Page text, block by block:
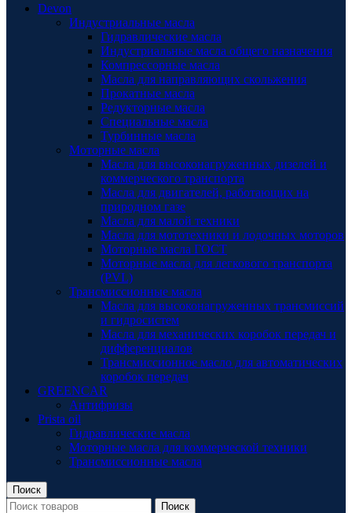
Devon
Индустриальные масла
Гидравлические масла
Индустриальные масла общего назначения
Компрессорные масла
Масла для направляющих скольжения
Прокатные масла
Редукторные масла
Специальные масла
Турбинные масла
Моторные масла
Масла для высоконагруженных дизелей и
коммерческого транспорта
Масла для двигателей, работающих на
природном газе
Масла для малой техники
Масла для мототехники и лодочных моторов
Моторные масла ГОСТ
Моторные масла для легкового транспорта
(PVL)
Трансмиссионные масла
Масла для высоконагруженных трансмиссий
и гидросистем
Масла для механических коробок передач и
дифференциалов
Трансмиссионное масло для автоматических
коробок передач
GREENCAR
Антифризы
Prista oil
Гидравлические масла
Моторные масла для коммерческой техники
Трансмиссионные масла
Поиск
Поиск